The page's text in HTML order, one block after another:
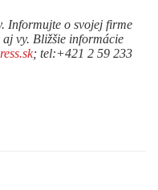
Informujte o svojej firme
aj vy. Bližšie informácie
; tel:+421 2 59 233